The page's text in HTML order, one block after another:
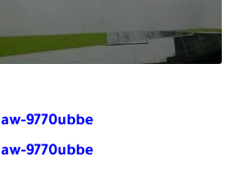
aw-9770ubbe
aw-9770ubbe